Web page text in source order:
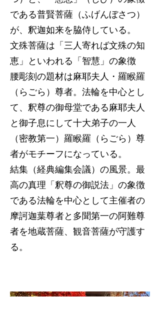
である普賢菩薩（ふげんぼさつ）
が、釈迦如来を脇侍している。
文殊菩薩は「三人寄れば文殊の知
恵」といわれる「智慧」の象徴
腰彫刻の題材は麻耶夫人・羅睺羅
（らごら）尊者。法輪を中心とし
て、釈尊の御母堂である麻耶夫人
と御子息にして十大弟子の一人
（密教第一）羅睺羅（らごら）尊
者がモチーフになっている。
結集（経典編集会議）の風景。最
高の真理「釈尊の御説法」の象徴
である法輪を中心として主催者の
摩訶迦葉尊者と多聞第一の阿難尊
者を地蔵菩薩、観音菩薩が守護す
る。